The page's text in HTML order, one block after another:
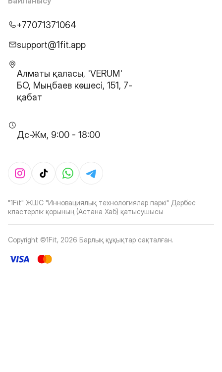
+77071371064
support@1fit.app
Алматы қаласы, 'VERUM'
БО, Мыңбаев көшесі, 151, 7-
қабат
Дс-Жм, 9:00 - 18:00
"1Fit" ЖШС "Инновациялық технологиялар паркі" Дербес
кластерлік қорының (Астана Хаб) қатысушысы
Copyright ©1Fit, 2026 Барлық құқықтар сақталған.